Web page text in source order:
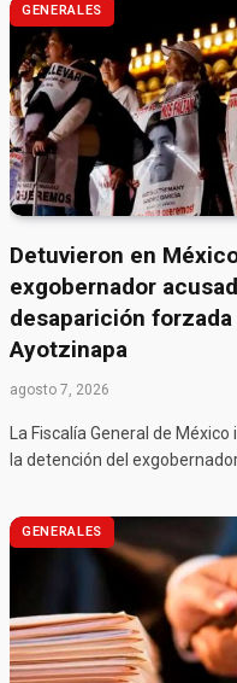
GENERALES
Detuvieron en
exgobernador
desaparición
Ayotzinapa
agosto 7, 2026
La Fiscalía General de
la detención del
GENERALES